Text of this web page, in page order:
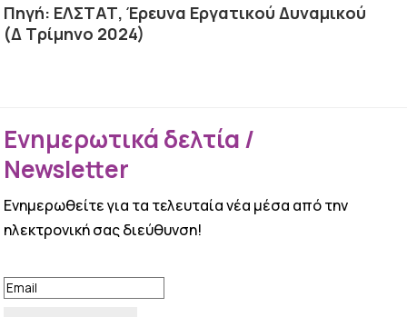
Πηγή: ΕΛΣΤΑΤ, Έρευνα Εργατικού Δυναμικού
(Δ Τρίμηνο 2024)
Ενημερωτικά δελτία /
Newsletter
Ενημερωθείτε για τα τελευταία νέα μέσα από την
ηλεκτρονική σας διεύθυνση!